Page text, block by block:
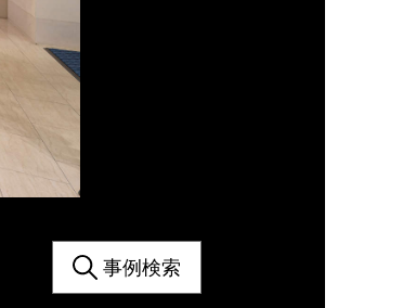
事例検索